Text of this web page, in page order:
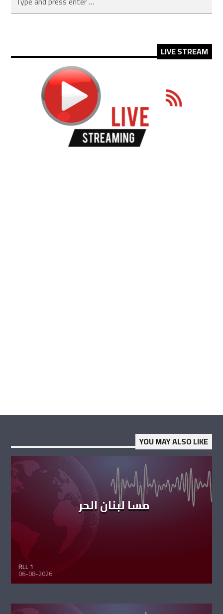
LIVE STREAM
YOU MAY ALSO LIKE
مسا لبنان الحر
RLL 1
06-08-2026